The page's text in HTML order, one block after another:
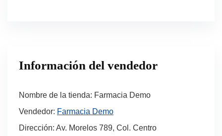
Información del vendedor
Nombre de la tienda: Farmacia Demo
Vendedor: Farmacia Demo
Dirección: Av. Morelos 789, Col. Centro